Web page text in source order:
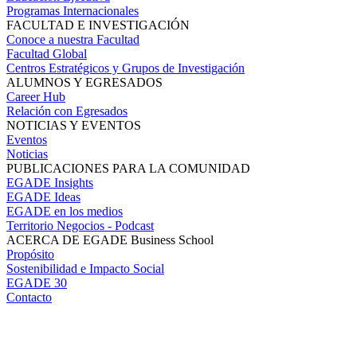
Programas Internacionales
FACULTAD E INVESTIGACIÓN
Conoce a nuestra Facultad
Facultad Global
Centros Estratégicos y Grupos de Investigación
ALUMNOS Y EGRESADOS
Career Hub
Relación con Egresados
NOTICIAS Y EVENTOS
Eventos
Noticias
PUBLICACIONES PARA LA COMUNIDAD
EGADE Insights
EGADE Ideas
EGADE en los medios
Territorio Negocios - Podcast
ACERCA DE EGADE Business School
Propósito
Sostenibilidad e Impacto Social
EGADE 30
Contacto